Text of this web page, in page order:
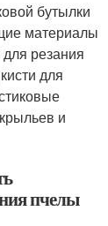
бутылки
материалы
резания
для
и
пчелы